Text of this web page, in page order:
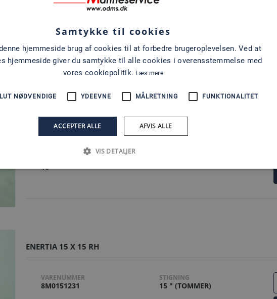
8M0151233 14.75 " (TOMMER)
16
ENERTIA 15 X 15 RH
VARENUMMER
8M0151231
STIGNING
15 " (TOMMER)
Samtykke til cookies
hjemmeside brug af cookies til at forbedre brugeroplevelsen. Ved at
hjemmeside giver du samtykke til alle cookies i overensstemmelse med
vores cookiepolitik. Læs mere
NØDVENDIGE YDEEVNE MÅLRETNING FUNKTIONALITET
ACCEPTER ALLE AFVIS ALLE
VIS DETALJER